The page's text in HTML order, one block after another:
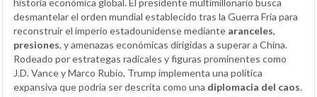
desmantelar el orden mundial establecido tras la Guerra Fría para
reconstruir el imperio estadounidense mediante aranceles,
presiones, y amenazas económicas dirigidas a superar a China.
Rodeado por estrategas radicales y figuras prominentes como
J.D. Vance y Marco Rubio, Trump implementa una política
expansiva que podría ser descrita como una diplomacia del caos.